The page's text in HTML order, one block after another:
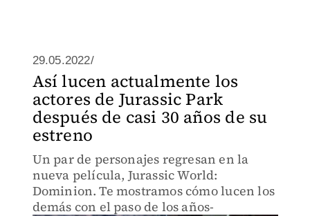
29.05.2022/
Así lucen actualmente los
actores de Jurassic Park
después de casi 30 años de su
estreno
Un par de personajes regresan en la
nueva película, Jurassic World:
Dominion. Te mostramos cómo lucen los
demás con el paso de los años-